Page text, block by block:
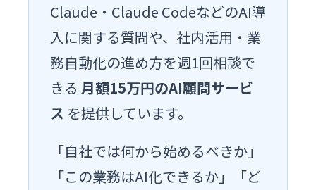
Claude・Claude CodeなどのAI導
入に関する質問や、社内活用・業
務自動化の進め方を週1回相談で
きる 月額15万円のAI顧問サービ
ス を提供しています。
「自社では何から始めるべきか」
「この業務はAI化できるか」「ど